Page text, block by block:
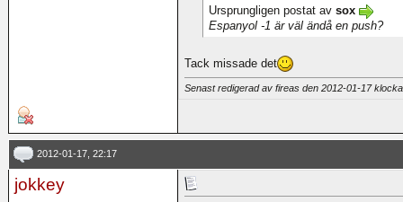
Ursprungligen postat av sox
Espanyol -1 är väl ändå en push?
Tack missade det
Senast redigerad av fireas den 2012-01-17
2012-01-17, 22:17
jokkey